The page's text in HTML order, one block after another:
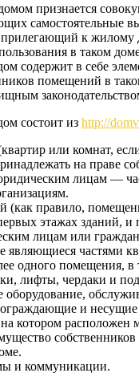
признается
самостоятельные
прилегающий к жилому
в таком
содержит в себе
помещений в
состоит из http://
или комнат,
на праве
лицам —
(как правило,
этажах зданий,
лицам или
частями
одного помещения, в
лифты, чердаки и
оборудование,
и несущие
котором расположен
и коммуникации.